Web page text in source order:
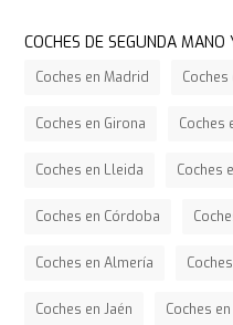
COCHES DE SEGUNDA
Coches en Madrid
Coches en Girona Coches
Coches en Lleida Coches
Coches en Córdoba
Coches en Almería
Coches en Jaén Coches